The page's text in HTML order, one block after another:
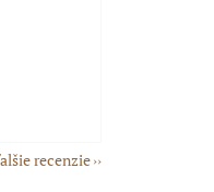
recenzie